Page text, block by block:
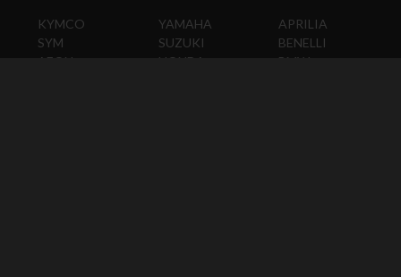
KYMCO
SYM
AEON
YAMAHA
SUZUKI
HONDA
APRILIA
BENELLI
BMW